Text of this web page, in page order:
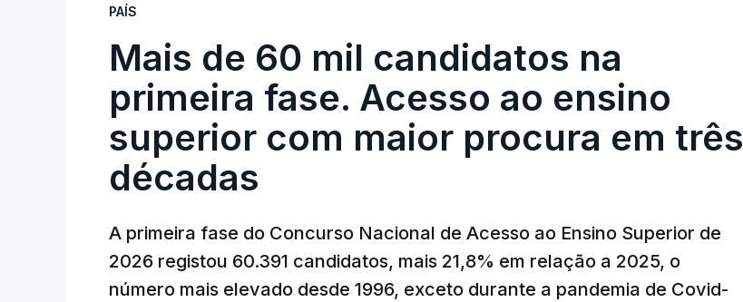
também poderá alterar os valores previstos.
O Governo comprometeu-se a aplicar uma redução extraordinária e temporária no ISP,
sempre que se verifique um aumento do preço dos combustíveis superior a 10
cêntimos, para mitigar a escalada de preços.
Depois de uma subida inicial devido à guerra no Irão, à tensão geopolítica no Médio
Oriente e ao fecho do estreito de Ormuz, os preços dos combustíveis desceram
No entanto, com o retomar do conflito, as últimas semanas têm sido marcadas por
uma subida acentuada, tendência que deverá ser revertida na próxima semana.
PAÍS
Mais de 60 mil candidatos na
primeira fase. Acesso ao ensino
superior com maior procura em três
décadas
A primeira fase do Concurso Nacional de Acesso ao Ensino Superior de
2026 registou 60.391 candidatos, mais 21,8% em relação a 2025, o
número mais elevado desde 1996, exceto durante a pandemia de Covid-